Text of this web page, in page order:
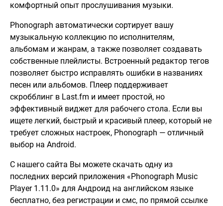
комфортный опыт прослушивания музыки.
Phonograph автоматически сортирует вашу
музыкальную коллекцию по исполнителям,
альбомам и жанрам, а также позволяет создавать
собственные плейлисты. Встроенный редактор тегов
позволяет быстро исправлять ошибки в названиях
песен или альбомов. Плеер поддерживает
скробблинг в Last.fm и имеет простой, но
эффективный виджет для рабочего стола. Если вы
ищете легкий, быстрый и красивый плеер, который не
требует сложных настроек, Phonograph — отличный
выбор на Android.
С нашего сайта Вы можете скачать одну из
последних версий приложения «Phonograph Music
Player 1.11.0» для Андроид на английском языке
бесплатно, без регистрации и смс, по прямой ссылке